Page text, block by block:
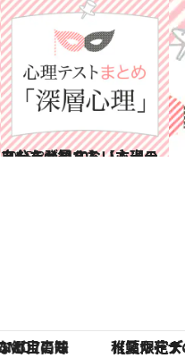
2015.8.21
あなたが知らない本当の自分を発見する【心理テストまとめ10】
占い
ナの郷土料理の手法で満喫！ ヴァシュロン・コンスタンタ